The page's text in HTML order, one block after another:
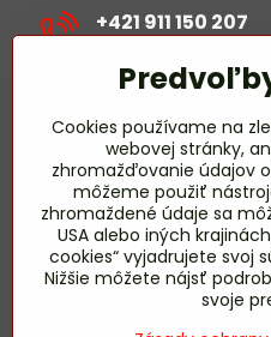
+421 911 150 207
revízie/projekty
Pridajte sa k nám
Cookies používame na
webovej stránky,
zhromažďovanie údajov
môžeme použiť
zhromaždené údaje sa
USA alebo iných
cookies“ vyjadrujete svoj
Nižšie môžete nájsť
svoje